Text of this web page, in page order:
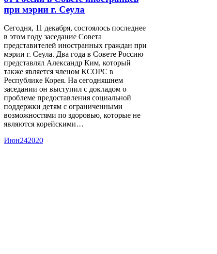
при мэрии г. Сеула
Сегодня, 11 декабря, состоялось последнее
в этом году заседание Совета
представителей иностранных граждан при
мэрии г. Сеула. Два года в Совете Россию
представлял Александр Ким, который
также является членом КСОРС в
Республике Корея. На сегодняшнем
заседании он выступил с докладом о
проблеме предоставления социальной
поддержки детям с ограниченными
возможностями по здоровью, которые не
являются корейскими…
Июн242020